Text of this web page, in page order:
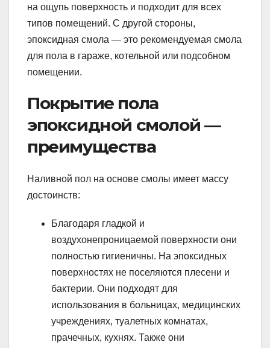
на ощупь поверхность и подходит для всех
типов помещений. С другой стороны,
эпоксидная смола — это рекомендуемая смола
для пола в гараже, котельной или подсобном
помещении.
Покрытие пола
эпоксидной смолой —
преимущества
Наливной пол на основе смолы имеет массу
достоинств:
Благодаря гладкой и
воздухонепроницаемой поверхности они
полностью гигиеничны. На эпоксидных
поверхностях не поселяются плесени и
бактерии. Они подходят для
использования в больницах, медицинских
учреждениях, туалетных комнатах,
прачечных, кухнях. Также они